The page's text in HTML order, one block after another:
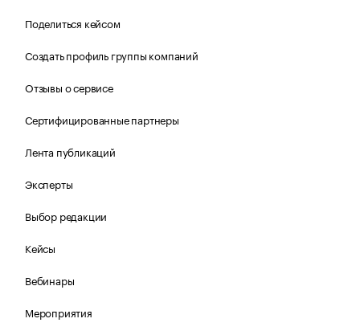
Поделиться кейсом
Создать профиль группы компаний
Отзывы о сервисе
Сертифицированные партнеры
Лента публикаций
Эксперты
Выбор редакции
Кейсы
Вебинары
Мероприятия